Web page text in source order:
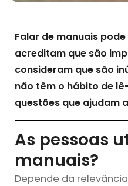
Falar de manuais
acreditam que são
consideram que são
não têm o hábito de
questões que ajudam
As pessoas
manuais?
Depende da